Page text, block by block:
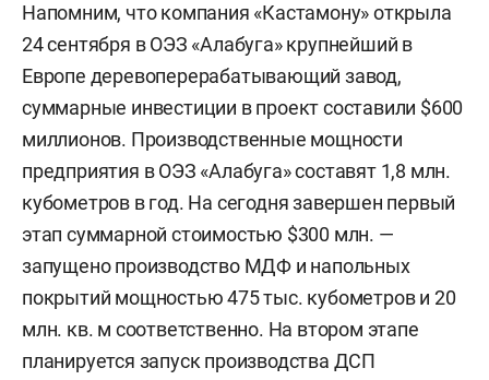
Напомним, что компания «Кастамону» открыла
24 сентября в ОЭЗ «Алабуга» крупнейший в
Европе деревоперерабатывающий завод,
суммарные инвестиции в проект составили $600
миллионов. Производственные мощности
предприятия в ОЭЗ «Алабуга» составят 1,8 млн.
кубометров в год. На сегодня завершен первый
этап суммарной стоимостью $300 млн. —
запущено производство МДФ и напольных
покрытий мощностью 475 тыс. кубометров и 20
млн. кв. м соответственно. На втором этапе
планируется запуск производства ДСП